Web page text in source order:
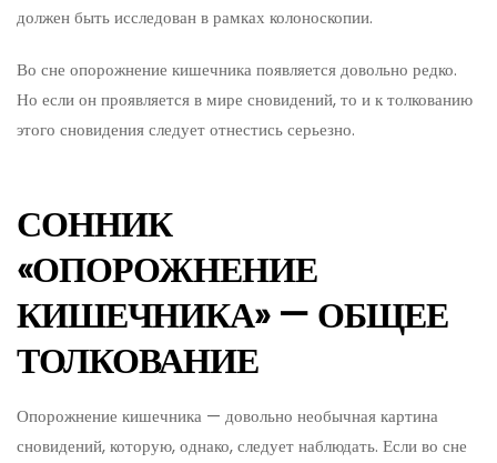
должен быть исследован в рамках колоноскопии.
Во сне опорожнение кишечника появляется довольно редко.
Но если он проявляется в мире сновидений, то и к толкованию
этого сновидения следует отнестись серьезно.
СОННИК
«ОПОРОЖНЕНИЕ
КИШЕЧНИКА» — ОБЩЕЕ
ТОЛКОВАНИЕ
Опорожнение кишечника — довольно необычная картина
сновидений, которую, однако, следует наблюдать. Если во сне